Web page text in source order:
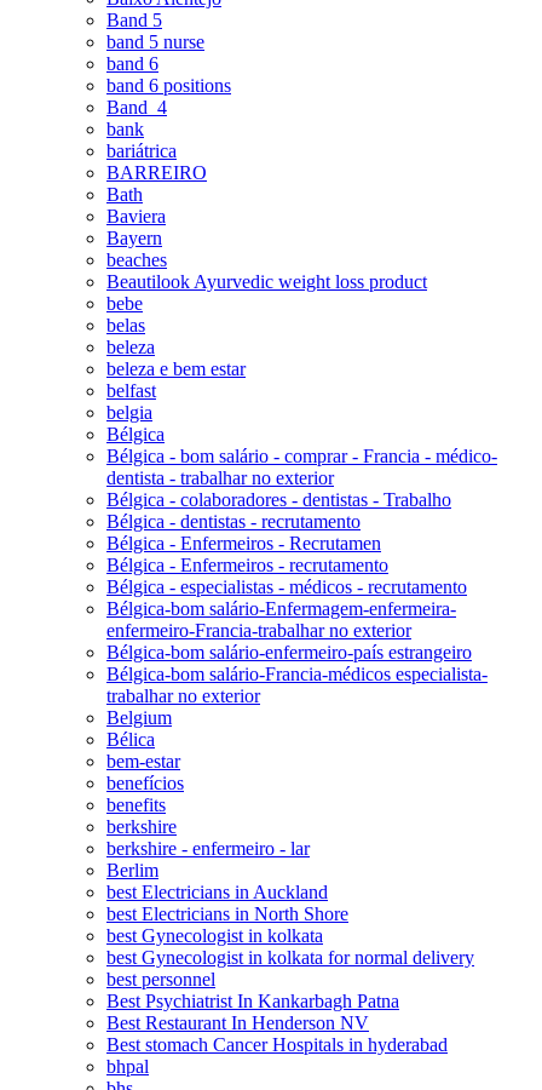
Band 5
band 5 nurse
band 6
band 6 positions
Band_4
bank
bariátrica
BARREIRO
Bath
Baviera
Bayern
beaches
Beautilook Ayurvedic weight loss product
bebe
belas
beleza
beleza e bem estar
belfast
belgia
Bélgica
Bélgica - bom salário - comprar - Francia - médico-
dentista - trabalhar no exterior
Bélgica - colaboradores - dentistas - Trabalho
Bélgica - dentistas - recrutamento
Bélgica - Enfermeiros - Recrutamen
Bélgica - Enfermeiros - recrutamento
Bélgica - especialistas - médicos - recrutamento
Bélgica-bom salário-Enfermagem-enfermeira-
enfermeiro-Francia-trabalhar no exterior
Bélgica-bom salário-enfermeiro-país estrangeiro
Bélgica-bom salário-Francia-médicos especialista-
trabalhar no exterior
Belgium
Bélica
bem-estar
benefícios
benefits
berkshire
berkshire - enfermeiro - lar
Berlim
best Electricians in Auckland
best Electricians in North Shore
best Gynecologist in kolkata
best Gynecologist in kolkata for normal delivery
best personnel
Best Psychiatrist In Kankarbagh Patna
Best Restaurant In Henderson NV
Best stomach Cancer Hospitals in hyderabad
bhpal